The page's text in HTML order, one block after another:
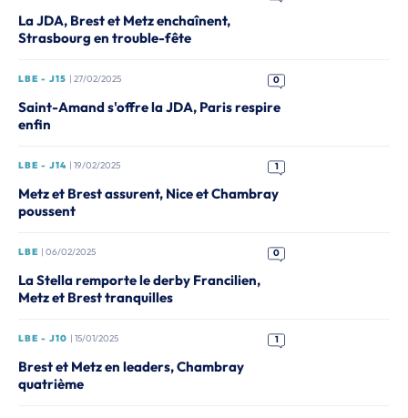
La JDA, Brest et Metz enchaînent,
Strasbourg en trouble-fête
LBE - J15 | 27/02/2025 0
Saint-Amand s'offre la JDA, Paris respire
enfin
LBE - J14 | 19/02/2025 1
Metz et Brest assurent, Nice et Chambray
poussent
LBE | 06/02/2025 0
La Stella remporte le derby Francilien,
Metz et Brest tranquilles
LBE - J10 | 15/01/2025 1
Brest et Metz en leaders, Chambray
quatrième